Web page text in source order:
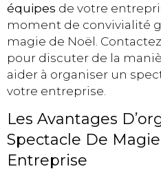
équipes de votre
moment de convivialité
magie de Noël.
pour discuter de la
aider à organiser un
votre entreprise.
Les Avantages
Spectacle De
Entreprise